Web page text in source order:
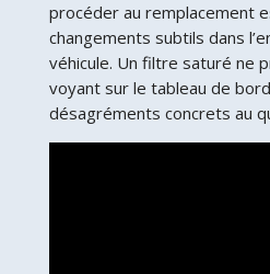
procéder au remplacement
changements subtils dans
véhicule. Un filtre saturé ne
voyant sur le tableau de
désagréments concrets au